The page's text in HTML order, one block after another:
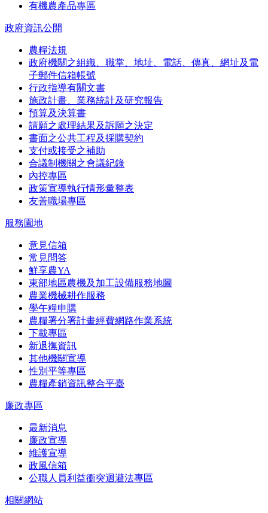
有機農產品專區
政府資訊公開
農糧法規
政府機關之組織、職掌、地址、電話、傳真、網址及電
子郵件信箱帳號
行政指導有關文書
施政計畫、業務統計及研究報告
預算及決算書
請願之處理結果及訴願之決定
書面之公共工程及採購契約
支付或接受之補助
合議制機關之會議紀錄
內控專區
政策宣導執行情形彙整表
友善職場專區
服務園地
意見信箱
常見問答
鮮享農YA
東部地區農機及加工設備服務地圖
農業機械耕作服務
學午糧申購
農糧署分署計畫經費網路作業系統
下載專區
新退撫資訊
其他機關宣導
性別平等專區
農糧產銷資訊整合平臺
廉政專區
最新消息
廉政宣導
維護宣導
政風信箱
公職人員利益衝突迴避法專區
相關網站